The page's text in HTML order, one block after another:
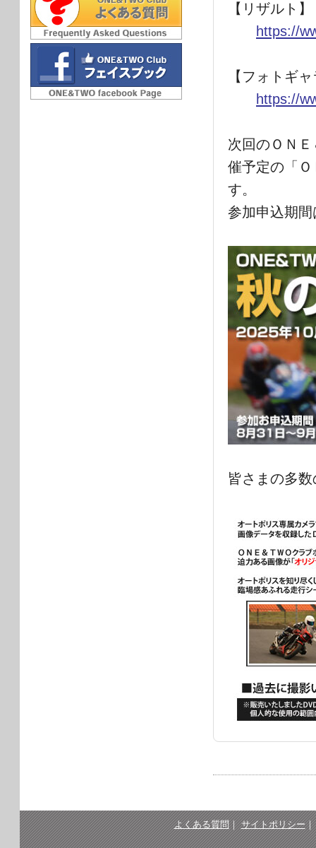
【リザルト】
https://
【フォトギ
https://
次回のＯＮ
催予定の「
す。
参加申込期
皆さまの多
よくある質問｜サイトポリシー